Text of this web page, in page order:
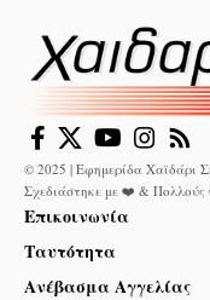
© 2025 | Εφημερίδα Χαϊδάρι
Σχεδιάστηκε με ❤️ & Πολλούς
Επικοινωνία
Ταυτότητα
Ανέβασμα Αγγελίας